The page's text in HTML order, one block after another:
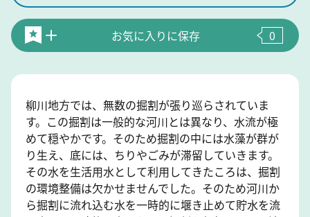
お気に入りに保存 0
柳川地方では、無数の掘割が張り巡らされていま
す。この掘割は一般的な河川とは異なり、水流が極
めて穏やかです。そのため掘割の中には水藻が群が
り生え、底には、ちりやごみが滞留していきます。
その水を生活用水として利用してきたころは、掘割
の環境整備は欠かせませんでした。そのため河川か
ら掘割に流れ込む水を一時的に堰き止めて貯水を流